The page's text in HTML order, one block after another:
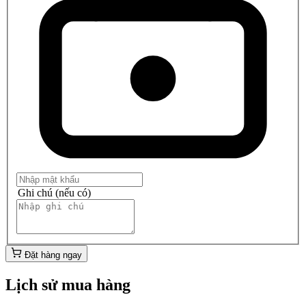
Ghi chú (nếu có)
Đặt hàng ngay
Lịch sử mua hàng